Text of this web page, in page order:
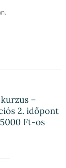
–
2. időpont
Ft-os